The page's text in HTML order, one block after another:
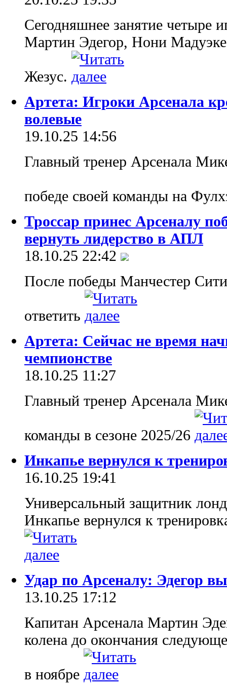
Сегодняшнее занятие четыре
Мартин Эдегор, Нони
Жезус.
Артета: Игроки Арсенала
волевые
19.10.25 14:56
Главный тренер Арсенала
победе своей команды на
Троссар принес Арсеналу
вернуть лидерство в АПЛ
18.10.25 22:42
После победы Манчестер
ответить
Артета: Сейчас не время
чемпионстве
18.10.25 11:27
Главный тренер Арсенала
команды в сезоне 2025/26
Инкапье вернулся к
16.10.25 19:41
Универсальный защитник
Инкапье вернулся к
Удар по Арсеналу: Эдегор
13.10.25 17:12
Капитан Арсенала Мартин
колена до окончания
в ноябре